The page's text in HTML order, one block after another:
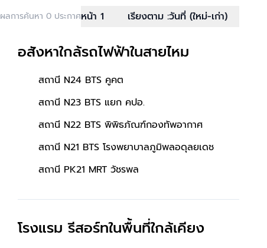
ผลการค้นหา 0 ประกาศหน้า 1 เรียงตาม :วันที่ (ใหม่-เก่า)
อสังหาใกล้รถไฟฟ้าในสายไหม
สถานี N24 BTS คูคต
สถานี N23 BTS แยก คปอ.
สถานี N22 BTS พิพิธภัณฑ์กองทัพอากาศ
สถานี N21 BTS โรงพยาบาลภูมิพลอดุลยเดช
สถานี PK21 MRT วัชรพล
โรงแรม รีสอร์ทในพื้นที่ใกล้เคียง